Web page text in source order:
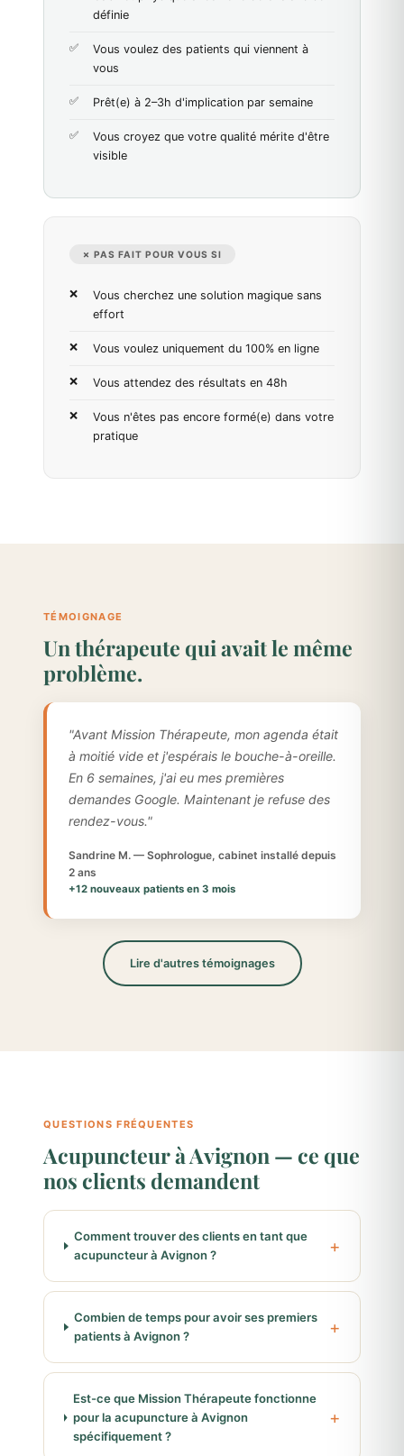
définie
Vous voulez des patients qui viennent à
vous
Prêt(e) à 2–3h d'implication par semaine
Vous croyez que votre qualité mérite d'être
visible
✗ PAS FAIT POUR VOUS SI
Vous cherchez une solution magique sans
effort
Vous voulez uniquement du 100% en ligne
Vous attendez des résultats en 48h
Vous n'êtes pas encore formé(e) dans votre
pratique
TÉMOIGNAGE
Un thérapeute qui avait le même
problème.
"Avant Mission Thérapeute, mon agenda était
à moitié vide et j'espérais le bouche-à-oreille.
En 6 semaines, j'ai eu mes premières
demandes Google. Maintenant je refuse des
rendez-vous."
Sandrine M. — Sophrologue, cabinet installé depuis
2 ans
+12 nouveaux patients en 3 mois
Lire d'autres témoignages
QUESTIONS FRÉQUENTES
Acupuncteur à Avignon — ce que
nos clients demandent
Comment trouver des clients en tant que
acupuncteur à Avignon ?
Combien de temps pour avoir ses premiers
patients à Avignon ?
Est-ce que Mission Thérapeute fonctionne
pour la acupuncture à Avignon
spécifiquement ?